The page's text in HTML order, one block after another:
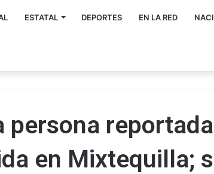
ESTATAL DEPORTES EN LA RED
persona
en Mixtequilla;